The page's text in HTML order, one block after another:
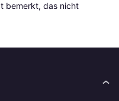
bemerkt, das nicht